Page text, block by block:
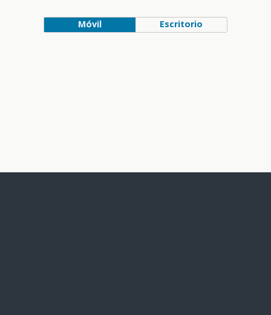
Móvil Escritorio